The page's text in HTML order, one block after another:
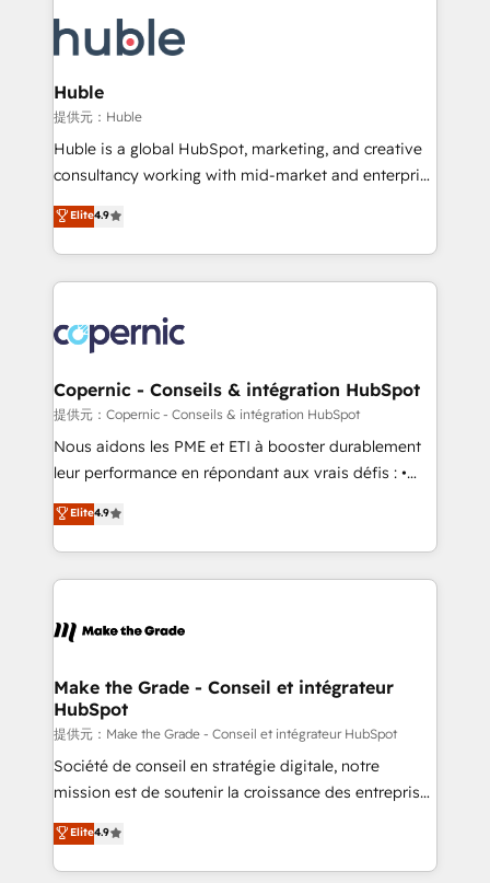
new HubSpot portal with Advanced Website and
CRM Migrations using our in-house "HubScrub" Tool.
skills, processes, and internal team you need to
attract the right buyers, close deals faster, and grow
without outside dependencies. You’ll learn how to: •
Set up, audit, and organize your HubSpot portal •
Get your sales team fully using HubSpot • Track
pipeline and revenue across the entire buyer journey
growth • Create content and videos that attract
buyers • Use AI to scale smarter Our coaching-led
lasts. So if you're ready to become the most trusted
voice in your market, let’s talk.
Huble
提供元：Huble
Huble is a global HubSpot, marketing, and creative
consultancy working with mid-market and enterprise
businesses. We go beyond implementation, shaping
the strategy, processes, and teams that turn
HubSpot into a genuine growth engine. Named
HubSpot's Global Partner of the Year in 2024,
worldwide, and with over 15 years in the ecosystem,
Huble has built a track record that speaks for itself.
One company, one operating model, delivering
across offices and consulting teams in the UK, USA,
Canada, Germany, France, Belgium, Singapore, and
South Africa. Certified compliant with ISO/IEC
international offices and 175+ employees.
Elite4.9
Copernic - Conseils & intégration HubSpot
提供元：Copernic - Conseils & intégration HubSpot
Nous aidons les PME et ETI à booster durablement
leur performance en répondant aux vrais défis : •
Intégration de HubSpot avec d’autres outils (ERP,
téléphonie, etc.) • Alignement des équipes grâce à un
outil et des données partagées • Amélioration de la
collecte et de l’analyse des données pour des
de la productivité des équipes Notre équipe de 30
avec un engagement total, alignant processus
métiers et technologie, et guidant vos équipes à
travers le changement, tout en centrant vos objectifs
d’entreprise. Grâce à une méthodologie éprouvée
auprès de plus de 400 clients, nous comprenons
HubSpot dans votre organisation. Pour toute
question technique ou besoin de structuration de
Elite4.9
Make the Grade - Conseil et intégrateur
HubSpot
提供元：Make the Grade - Conseil et intégrateur HubSpot
Société de conseil en stratégie digitale, notre
mission est de soutenir la croissance des entreprises
B2B à travers l’acquisition de nouveaux clients,
l'intégration CRM et le développement des revenus
auprès de vos comptes existants. En France et à
Elite4.9